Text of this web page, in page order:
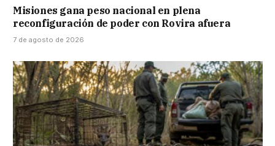
Misiones gana peso nacional en plena
reconfiguración de poder con Rovira afuera
7 de agosto de 2026